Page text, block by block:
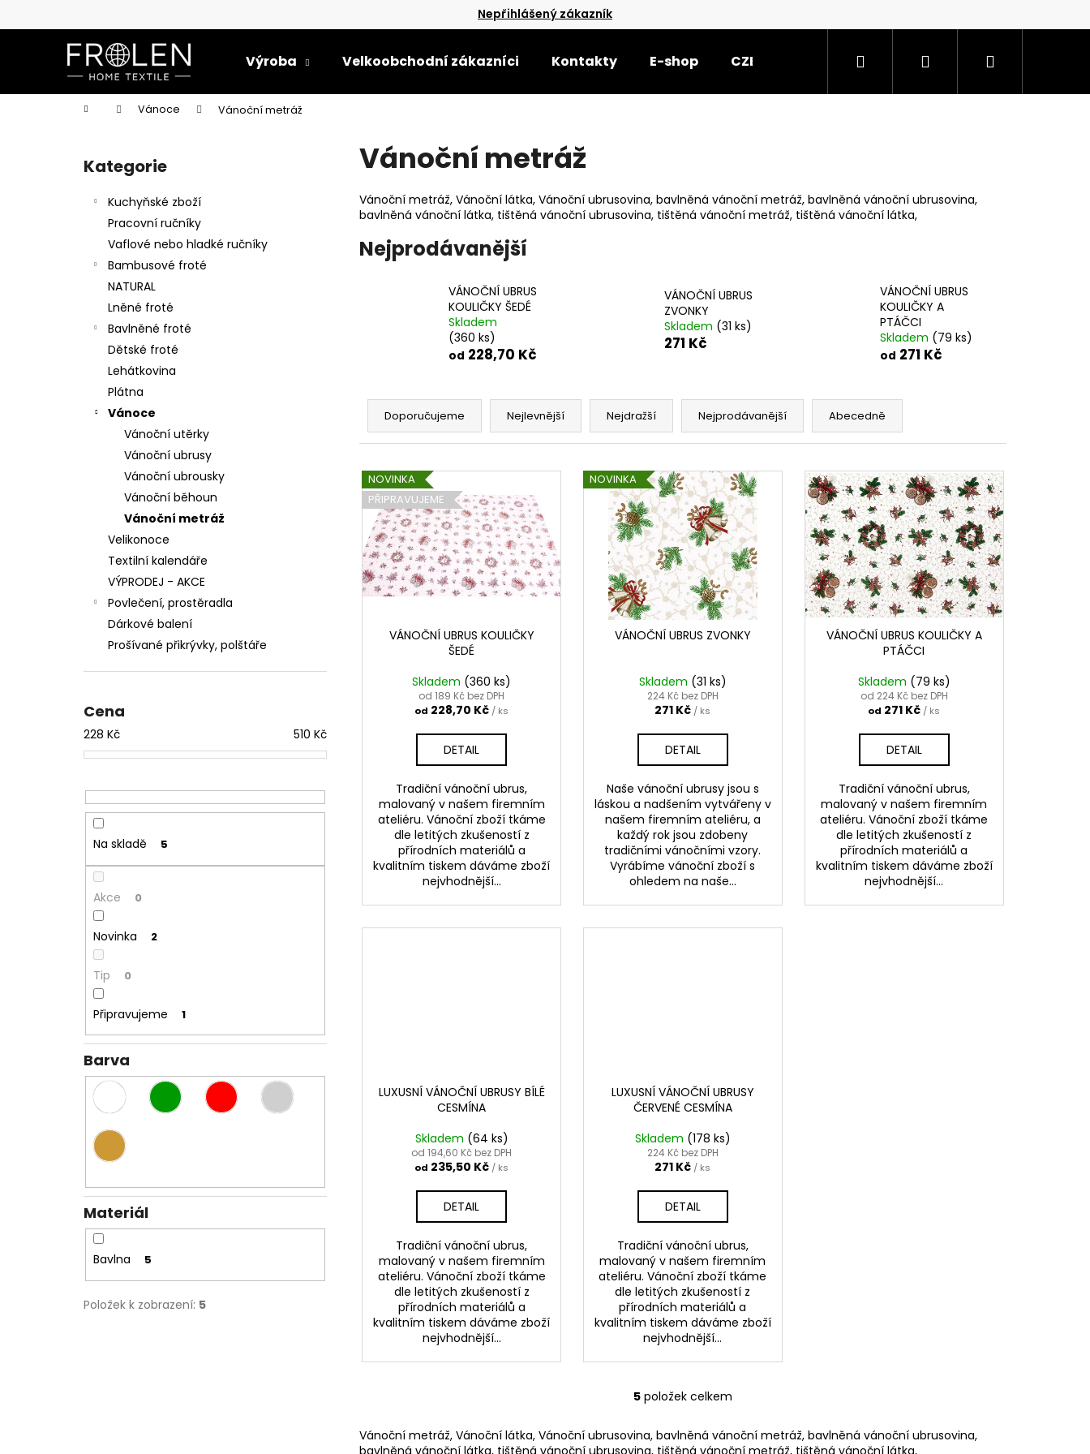
Nepřihlášený zákazník
Výroba Velkoobchodní zákazníci Kontakty E-shop CZE Hledat PřihlášeníNákupní
Domů Vánoce Vánoční metráž
Přeskočit
kategorie
Kategorie
Kuchyňské zboží
Pracovní ručníky
Vaflové nebo hladké ručníky
Bambusové froté
NATURAL
Lněné froté
Bavlněné froté
Dětské froté
Lehátkovina
Plátna
Vánoce
Vánoční utěrky
Vánoční ubrusy
Vánoční ubrousky
Vánoční běhoun
Vánoční metráž
Velikonoce
Textilní kalendáře
VÝPRODEJ - AKCE
Povlečení, prostěradla
Dárkové balení
Prošívané přikrývky, polštáře
Cena
228 Kč 510 Kč
Na skladě 5
Akce 0
Novinka 2
Tip 0
Připravujeme 1
Barva
Materiál
Bavlna 5
Položek k zobrazení: 5
Vánoční metráž
Vánoční metráž, Vánoční látka, Vánoční ubrusovina, bavlněná vánoční metráž, bavlněná vánoční ubrusovina,
bavlněná vánoční látka, tištěná vánoční ubrusovina, tištěná vánoční metráž, tištěná vánoční látka,
Nejprodávanější
VÁNOČNÍ UBRUS
KOULIČKY ŠEDÉ
Skladem
(360 ks)
od 228,70 Kč
VÁNOČNÍ UBRUS
ZVONKY
Skladem (31 ks)
271 Kč
VÁNOČNÍ UBRUS
KOULIČKY A
PTÁČCI
Skladem (79 ks)
od 271 Kč
Ř
z
n
í
r
o
d
Doporučujeme Nejlevnější Nejdražší Nejprodávanější Abecedně
V
ý
p
s
p
r
NOVINKA
PŘIPRAVUJEME
VÁNOČNÍ UBRUS KOULIČKY
ŠEDÉ
Skladem (360 ks)
od 189 Kč bez DPH
od 228,70 Kč / ks
DETAIL
Tradiční vánoční ubrus,
malovaný v našem firemním
ateliéru. Vánoční zboží tkáme
dle letitých zkušeností z
přírodních materiálů a
kvalitním tiskem dáváme zboží
nejvhodnější...
NOVINKA
VÁNOČNÍ UBRUS ZVONKY
Skladem (31 ks)
224 Kč bez DPH
271 Kč / ks
DETAIL
Naše vánoční ubrusy jsou s
láskou a nadšením vytvářeny v
našem firemním ateliéru, a
každý rok jsou zdobeny
tradičními vánočními vzory.
Vyrábíme vánoční zboží s
ohledem na naše...
VÁNOČNÍ UBRUS KOULIČKY A
PTÁČCI
Skladem (79 ks)
od 224 Kč bez DPH
od 271 Kč / ks
DETAIL
Tradiční vánoční ubrus,
malovaný v našem firemním
ateliéru. Vánoční zboží tkáme
dle letitých zkušeností z
přírodních materiálů a
kvalitním tiskem dáváme zboží
nejvhodnější...
LUXUSNÍ VÁNOČNÍ UBRUSY BÍLÉ
CESMÍNA
Skladem (64 ks)
od 194,60 Kč bez DPH
od 235,50 Kč / ks
DETAIL
Tradiční vánoční ubrus,
malovaný v našem firemním
ateliéru. Vánoční zboží tkáme
dle letitých zkušeností z
přírodních materiálů a
kvalitním tiskem dáváme zboží
nejvhodnější...
LUXUSNÍ VÁNOČNÍ UBRUSY
ČERVENÉ CESMÍNA
Skladem (178 ks)
224 Kč bez DPH
271 Kč / ks
DETAIL
Tradiční vánoční ubrus,
malovaný v našem firemním
ateliéru. Vánoční zboží tkáme
dle letitých zkušeností z
přírodních materiálů a
kvalitním tiskem dáváme zboží
nejvhodnější...
O
l
5 položek celkem
Vánoční metráž, Vánoční látka, Vánoční ubrusovina, bavlněná vánoční metráž, bavlněná vánoční ubrusovina,
bavlněná vánoční látka, tištěná vánoční ubrusovina, tištěná vánoční metráž, tištěná vánoční látka,
o
k
Zpět
Zpět
Co potřebujete najít?
Doporučujeme
UTĚRKA GLAN ŠEDÁ 50X70
71,20 Kč
UTĚRKA GLOSS 50X70 ŠEDÁ/BÍLÉ
PROUŽKY 100%LEN
UTĚRKA GLOSS 50X70 MODRÁ/BÍLÉ